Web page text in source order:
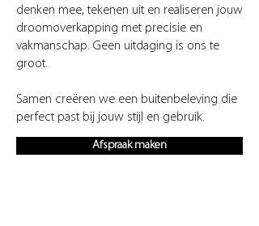
denken mee, tekenen uit en realiseren jouw
droomoverkapping met precisie en
vakmanschap. Geen uitdaging is ons te
groot.
Samen creëren we een buitenbeleving die
perfect past bij jouw stijl en gebruik.
Afspraak maken